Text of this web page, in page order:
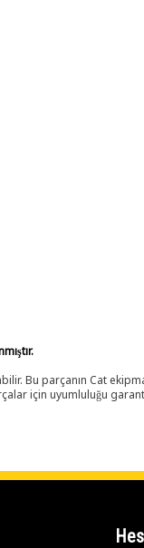
Bu parçanın Cat
için uyumluluğu